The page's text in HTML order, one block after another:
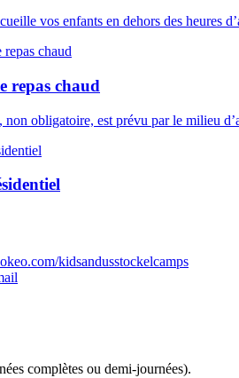
vos enfants en dehors des heures
repas chaud
non obligatoire, est prévu par le milieu
kidsandusstockelcamps
complètes ou demi-journées).